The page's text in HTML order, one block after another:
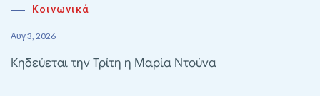
Κοινωνικά
Αυγ 3, 2026
Κηδεύεται την Τρίτη η Μαρία Ντούνα